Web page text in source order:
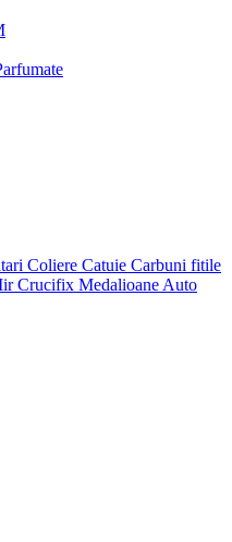
Coliere Catuie Carbuni fitile
Crucifix Medalioane Auto